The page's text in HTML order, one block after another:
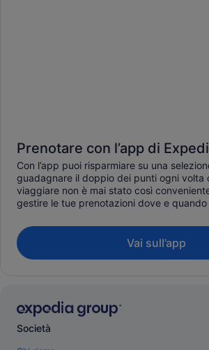
Prenotare con l’app di
Con l’app puoi risparmiare su una
guadagnare il doppio dei punti ogni volta
viaggiare non è mai stato così
gestire le tue prenotazioni dove e quando
Vai sull’app
Società